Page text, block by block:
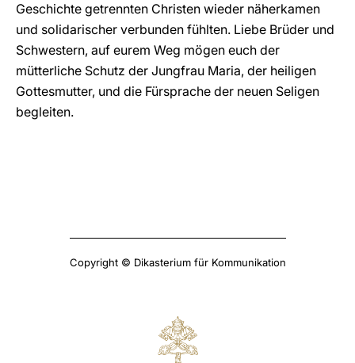
Geschichte getrennten Christen wieder näherkamen
und solidarischer verbunden fühlten. Liebe Brüder und
Schwestern, auf eurem Weg mögen euch der
mütterliche Schutz der Jungfrau Maria, der heiligen
Gottesmutter, und die Fürsprache der neuen Seligen
begleiten.
Copyright © Dikasterium für Kommunikation